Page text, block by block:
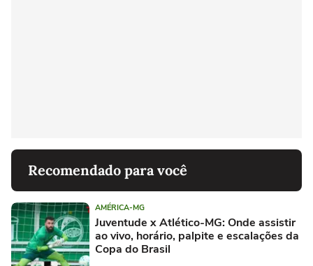
Recomendado para você
AMÉRICA-MG
Juventude x Atlético-MG: Onde assistir
ao vivo, horário, palpite e escalações da
Copa do Brasil